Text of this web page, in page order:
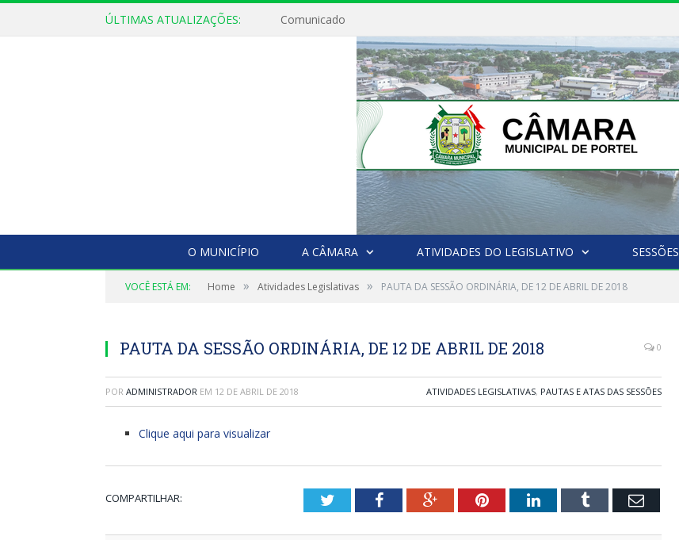
ÚLTIMAS ATUALIZAÇÕES: Comunicado
O MUNICÍPIO A CÂMARA ATIVIDADES DO LEGISLATIVO SESSÕES
VOCÊ ESTÁ EM: Home » Atividades Legislativas » PAUTA DA SESSÃO ORDINÁRIA, DE 12 DE ABRIL DE 2018
PAUTA DA SESSÃO ORDINÁRIA, DE 12 DE ABRIL DE 2018 0
POR ADMINISTRADOR EM 12 DE ABRIL DE 2018 ATIVIDADES LEGISLATIVAS, PAUTAS E ATAS DAS SESSÕES
Clique aqui para visualizar
COMPARTILHAR: TwitterFacebookGoogle+PinterestLinkedInTumblr Email